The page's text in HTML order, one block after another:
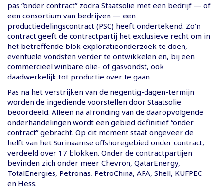
pas “onder contract” zodra Staatsolie met een bedrijf — of
een consortium van bedrijven — een
productiedelingscontract (PSC) heeft ondertekend. Zo’n
contract geeft de contractpartij het exclusieve recht om in
het betreffende blok exploratieonderzoek te doen,
eventuele vondsten verder te ontwikkelen en, bij een
commercieel winbare olie- of gasvondst, ook
daadwerkelijk tot productie over te gaan.
Pas na het verstrijken van de negentig-dagen-termijn
worden de ingediende voorstellen door Staatsolie
beoordeeld. Alleen na afronding van de daaropvolgende
onderhandelingen wordt een gebied definitief “onder
contract” gebracht. Op dit moment staat ongeveer de
helft van het Surinaamse offshoregebied onder contract,
verdeeld over 17 blokken. Onder de contractpartijen
bevinden zich onder meer Chevron, QatarEnergy,
TotalEnergies, Petronas, PetroChina, APA, Shell, KUFPEC
en Hess.